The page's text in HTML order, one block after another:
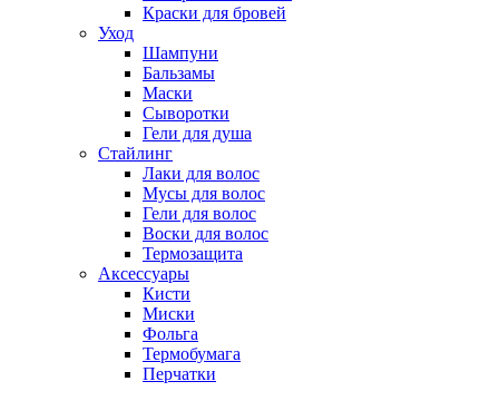
Краски для бровей
Уход
Шампуни
Бальзамы
Маски
Сыворотки
Гели для душа
Стайлинг
Лаки для волос
Мусы для волос
Гели для волос
Воски для волос
Термозащита
Аксессуары
Кисти
Миски
Фольга
Термобумага
Перчатки